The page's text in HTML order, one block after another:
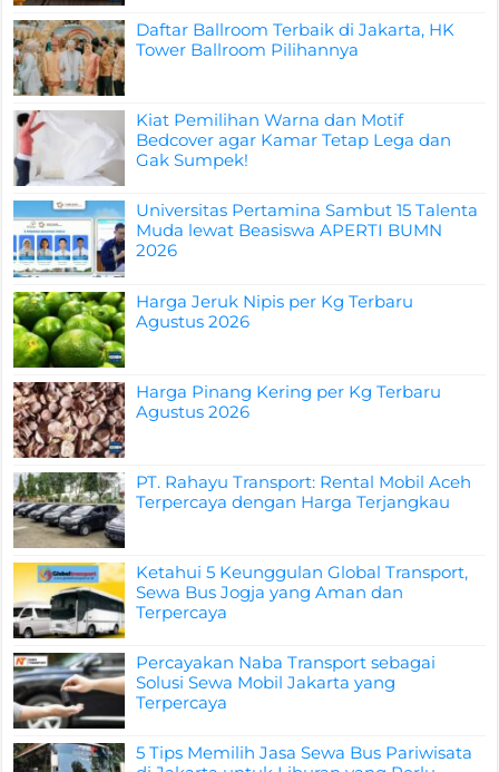
Daftar Ballroom Terbaik di Jakarta, HK
Tower Ballroom Pilihannya
Kiat Pemilihan Warna dan Motif
Bedcover agar Kamar Tetap Lega dan
Gak Sumpek!
Universitas Pertamina Sambut 15 Talenta
Muda lewat Beasiswa APERTI BUMN
2026
Harga Jeruk Nipis per Kg Terbaru
Agustus 2026
Harga Pinang Kering per Kg Terbaru
Agustus 2026
PT. Rahayu Transport: Rental Mobil Aceh
Terpercaya dengan Harga Terjangkau
Ketahui 5 Keunggulan Global Transport,
Sewa Bus Jogja yang Aman dan
Terpercaya
Percayakan Naba Transport sebagai
Solusi Sewa Mobil Jakarta yang
Terpercaya
5 Tips Memilih Jasa Sewa Bus Pariwisata